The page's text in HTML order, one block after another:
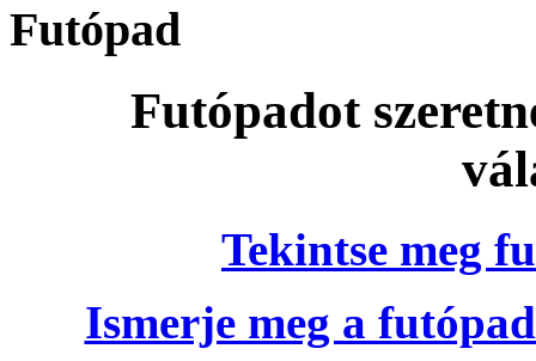
Futópad
Futópadot
Tekintse meg
Ismerje meg a